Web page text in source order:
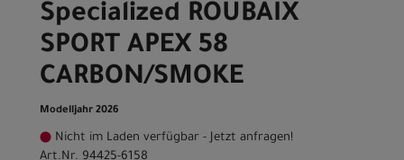
Specialized ROUBAIX
SPORT APEX 58
CARBON/SMOKE
Modelljahr 2026
Nicht im Laden verfügbar - Jetzt anfragen!
Art.Nr. 94425-6158